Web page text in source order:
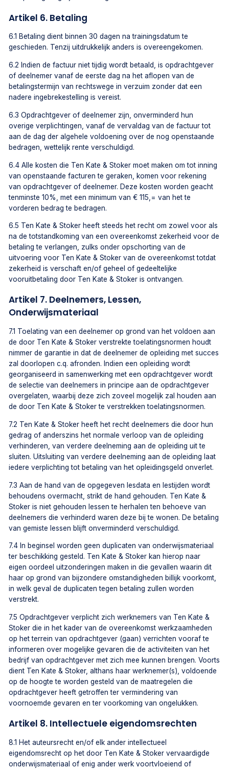
Artikel 6. Betaling
6.1 Betaling dient binnen 30 dagen na trainingsdatum te
geschieden. Tenzij uitdrukkelijk anders is overeengekomen.
6.2 Indien de factuur niet tijdig wordt betaald, is opdrachtgever
of deelnemer vanaf de eerste dag na het aflopen van de
betalingstermijn van rechtswege in verzuim zonder dat een
nadere ingebrekestelling is vereist.
6.3 Opdrachtgever of deelnemer zijn, onverminderd hun
overige verplichtingen, vanaf de vervaldag van de factuur tot
aan de dag der algehele voldoening over de nog openstaande
bedragen, wettelijk rente verschuldigd.
6.4 Alle kosten die Ten Kate & Stoker moet maken om tot inning
van openstaande facturen te geraken, komen voor rekening
van opdrachtgever of deelnemer. Deze kosten worden geacht
tenminste 10%, met een minimum van € 115,= van het te
vorderen bedrag te bedragen.
6.5 Ten Kate & Stoker heeft steeds het recht om zowel voor als
na de totstandkoming van een overeenkomst zekerheid voor de
betaling te verlangen, zulks onder opschorting van de
uitvoering voor Ten Kate & Stoker van de overeenkomst totdat
zekerheid is verschaft en/of geheel of gedeeltelijke
vooruitbetaling door Ten Kate & Stoker is ontvangen.
Artikel 7. Deelnemers, Lessen,
Onderwijsmateriaal
7.1 Toelating van een deelnemer op grond van het voldoen aan
de door Ten Kate & Stoker verstrekte toelatingsnormen houdt
nimmer de garantie in dat de deelnemer de opleiding met succes
zal doorlopen c.q. afronden. Indien een opleiding wordt
georganiseerd in samenwerking met een opdrachtgever wordt
de selectie van deelnemers in principe aan de opdrachtgever
overgelaten, waarbij deze zich zoveel mogelijk zal houden aan
de door Ten Kate & Stoker te verstrekken toelatingsnormen.
7.2 Ten Kate & Stoker heeft het recht deelnemers die door hun
gedrag of anderszins het normale verloop van de opleiding
verhinderen, van verdere deelneming aan de opleiding uit te
sluiten. Uitsluiting van verdere deelneming aan de opleiding laat
iedere verplichting tot betaling van het opleidingsgeld onverlet.
7.3 Aan de hand van de opgegeven lesdata en lestijden wordt
behoudens overmacht, strikt de hand gehouden. Ten Kate &
Stoker is niet gehouden lessen te herhalen ten behoeve van
deelnemers die verhinderd waren deze bij te wonen. De betaling
van gemiste lessen blijft onverminderd verschuldigd.
7.4 In beginsel worden geen duplicaten van onderwijsmateriaal
ter beschikking gesteld. Ten Kate & Stoker kan hierop naar
eigen oordeel uitzonderingen maken in die gevallen waarin dit
haar op grond van bijzondere omstandigheden billijk voorkomt,
in welk geval de duplicaten tegen betaling zullen worden
verstrekt.
7.5 Opdrachtgever verplicht zich werknemers van Ten Kate &
Stoker die in het kader van de overeenkomst werkzaamheden
op het terrein van opdrachtgever (gaan) verrichten vooraf te
informeren over mogelijke gevaren die de activiteiten van het
bedrijf van opdrachtgever met zich mee kunnen brengen. Voorts
dient Ten Kate & Stoker, althans haar werknemer(s), voldoende
op de hoogte te worden gesteld van de maatregelen die
opdrachtgever heeft getroffen ter vermindering van
voornoemde gevaren en ter voorkoming van ongelukken.
Artikel 8. Intellectuele eigendomsrechten
8.1 Het auteursrecht en/of elk ander intellectueel
eigendomsrecht op het door Ten Kate & Stoker vervaardigde
onderwijsmateriaal of enig ander werk voortvloeiend of